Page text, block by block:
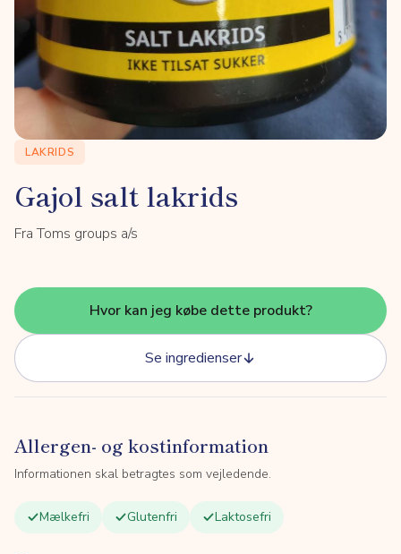
LAKRIDS
Gajol salt lakrids
Fra Toms groups a/s
Hvor kan jeg købe dette produkt?
Se ingredienser
Allergen- og kostinformation
Informationen skal betragtes som vejledende.
Mælkefri Glutenfri Laktosefri